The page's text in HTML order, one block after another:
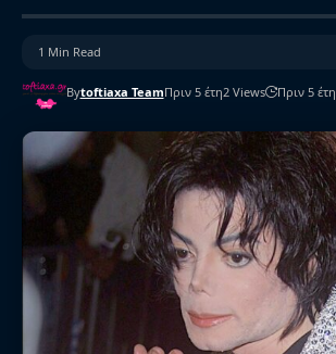
Bytoftiaxa TeamΠριν 5 έτη2 Views Πριν 5 έτη
1 Min Read